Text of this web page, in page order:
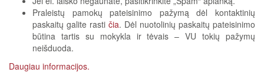
Praleistų pamokų pateisinimo pažymą dėl kontaktinių
paskaitų galite rasti čia. Dėl nuotolinių paskaitų pateisinimo
būtina tartis su mokykla ir tėvais – VU tokių pažymų
neišduoda.
Daugiau informacijos.